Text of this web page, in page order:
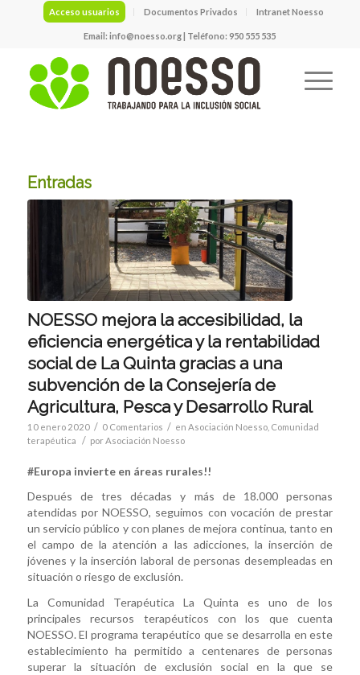
Acceso usuarios Documentos Privados Intranet Noesso
Email:info@noesso.org| Teléfono: 950 555 535
Entradas
NOESSO mejora la accesibilidad, la
eficiencia energética y la rentabilidad
social de La Quinta gracias a una
subvención de la Consejería de
Agricultura, Pesca y Desarrollo Rural
10 enero 2020 / 0 Comentarios / en Asociación Noesso, Comunidad
terapéutica
/ porAsociación Noesso
#Europa invierte en áreas rurales!!
Después de tres décadas y más de 18.000 personas
atendidas por NOESSO, seguimos con vocación de prestar
un servicio público y con planes de mejora continua, tanto en
el campo de la atención a las adicciones, la inserción de
jóvenes y la inserción laboral de personas desempleadas en
situación o riesgo de exclusión.
La Comunidad Terapéutica La Quinta es uno de los
principales recursos terapéuticos con los que cuenta
NOESSO. El programa terapéutico que se desarrolla en este
establecimiento ha permitido a centenares de personas
superar la situación de exclusión social en la que se